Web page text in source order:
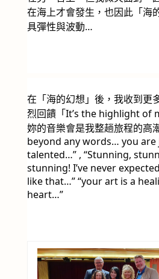
在海上才會發生，也因此「海
具彈性與波動…
在「海的幻想」後，我收到更
烈回饋「It’s the highlight of
妳的音樂會是我整趟旅程的高
beyond any words… you are
talented…” , “Stunning,
stunning! I’ve never
like that…” “your art is a
heart…”